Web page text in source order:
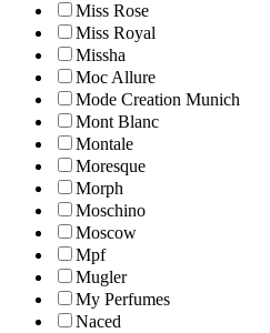
Miss Rose
Miss Royal
Missha
Moc Allure
Mode Creation Munich
Mont Blanc
Montale
Moresque
Morph
Moschino
Moscow
Mpf
Mugler
My Perfumes
Naced